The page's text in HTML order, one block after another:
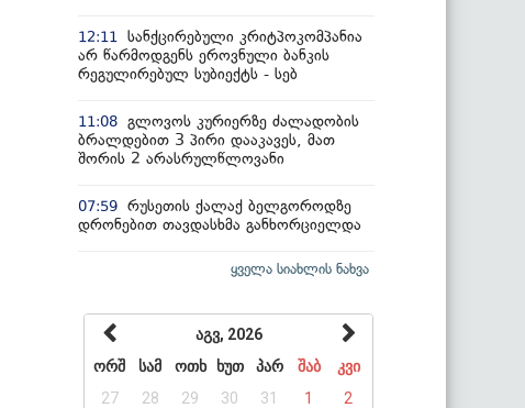
12:11
სანქცირებული კრიტპოკომპანია
არ წარმოდგენს ეროვნული ბანკის
რეგულირებულ სუბიექტს - სებ
11:08 გლოვოს კურიერზე ძალადობის
ბრალდებით 3 პირი დააკავეს, მათ
შორის 2 არასრულწლოვანი
07:59 რუსეთის ქალაქ ბელგოროდზე
დრონებით თავდასხმა განხორციელდა
ყველა სიახლის ნახვა
აგვ, 2026
ორშ
სამ ოთხ ხუთ პარ შაბ
კვი
27
28 29 30 31 1
2